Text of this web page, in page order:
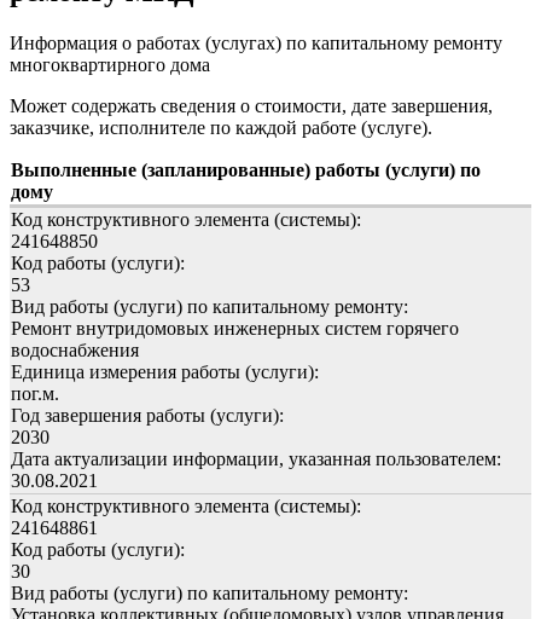
Информация о работах (услугах) по капитальному ремонту
многоквартирного дома
Может содержать сведения о стоимости, дате завершения,
заказчике, исполнителе по каждой работе (услуге).
Выполненные (запланированные) работы (услуги) по
дому
Код конструктивного элемента (системы):
241648850
Код работы (услуги):
53
Вид работы (услуги) по капитальному ремонту:
Ремонт внутридомовых инженерных систем горячего
водоснабжения
Единица измерения работы (услуги):
пог.м.
Год завершения работы (услуги):
2030
Дата актуализации информации, указанная пользователем:
30.08.2021
Код конструктивного элемента (системы):
241648861
Код работы (услуги):
30
Вид работы (услуги) по капитальному ремонту:
Установка коллективных (общедомовых) узлов управления